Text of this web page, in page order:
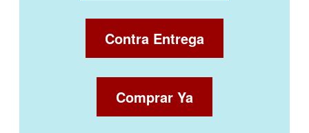
Contra Entrega
Comprar Ya